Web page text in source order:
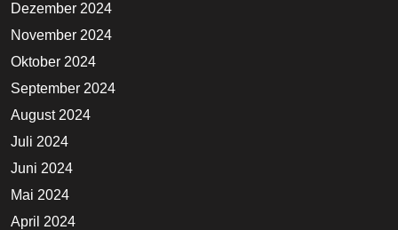
Dezember 2024
November 2024
Oktober 2024
September 2024
August 2024
Juli 2024
Juni 2024
Mai 2024
April 2024